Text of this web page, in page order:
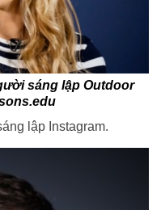
sáng lập Outdoor
lập Instagram.